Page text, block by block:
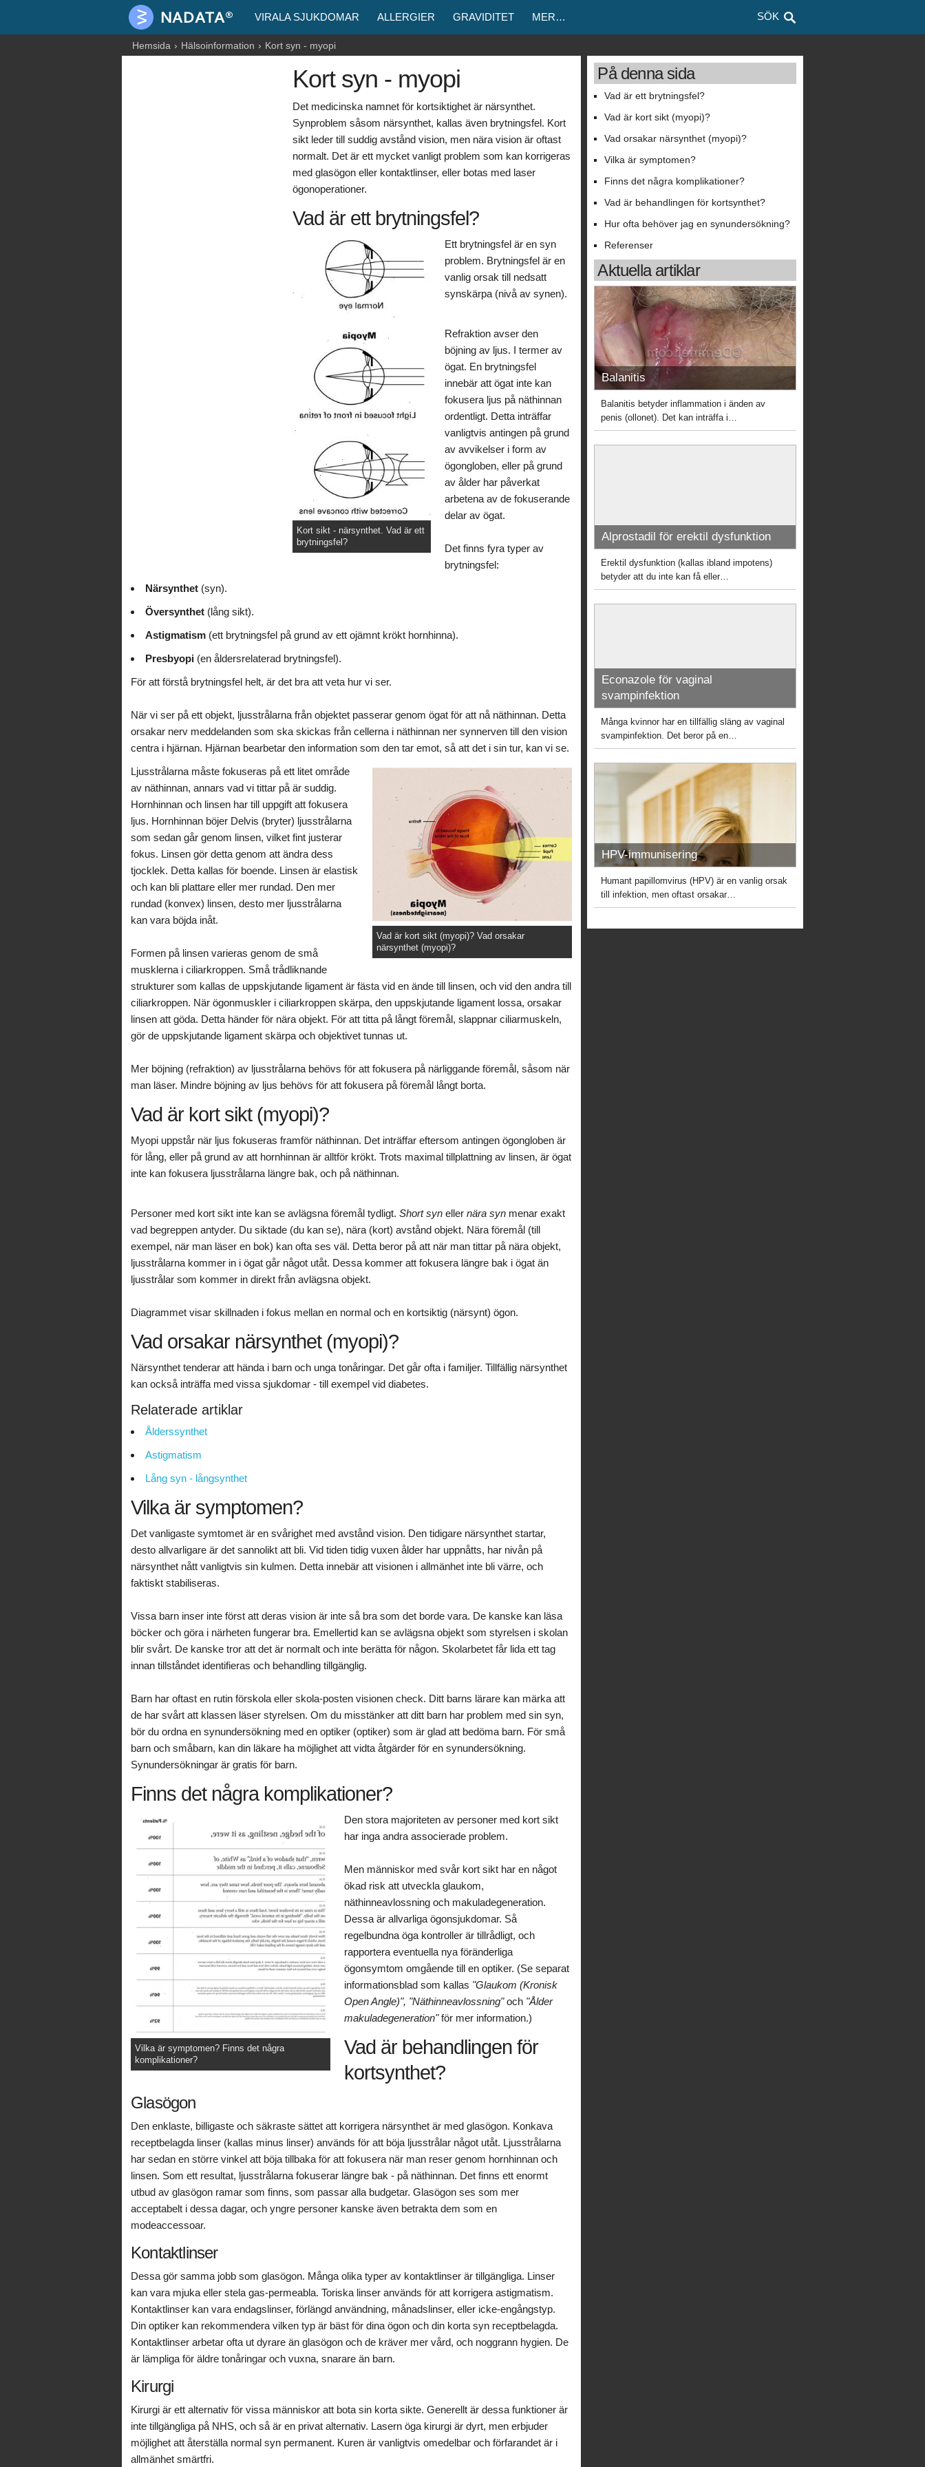
SÖK
VIRALA SJUKDOMAR ALLERGIER GRAVIDITET MER…
Hemsida Hälsoinformation Kort syn - myopi
Kort syn - myopi
Det medicinska namnet för kortsiktighet är närsynthet.
Synproblem såsom närsynthet, kallas även brytningsfel. Kort
sikt leder till suddig avstånd vision, men nära vision är oftast
normalt. Det är ett mycket vanligt problem som kan korrigeras
med glasögon eller kontaktlinser, eller botas med laser
ögonoperationer.
Vad är ett brytningsfel?
Kort sikt - närsynthet. Vad är ett
brytningsfel?
Ett brytningsfel är en syn
problem. Brytningsfel är en
vanlig orsak till nedsatt
synskärpa (nivå av synen).
Refraktion avser den
böjning av ljus. I termer av
ögat. En brytningsfel
innebär att ögat inte kan
fokusera ljus på näthinnan
ordentligt. Detta inträffar
vanligtvis antingen på grund
av avvikelser i form av
ögongloben, eller på grund
av ålder har påverkat
arbetena av de fokuserande
delar av ögat.
Det finns fyra typer av
brytningsfel:
Närsynthet (syn).
Översynthet (lång sikt).
Astigmatism (ett brytningsfel på grund av ett ojämnt krökt hornhinna).
Presbyopi (en åldersrelaterad brytningsfel).
För att förstå brytningsfel helt, är det bra att veta hur vi ser.
När vi ser på ett objekt, ljusstrålarna från objektet passerar genom ögat för att nå näthinnan. Detta
orsakar nerv meddelanden som ska skickas från cellerna i näthinnan ner synnerven till den vision
centra i hjärnan. Hjärnan bearbetar den information som den tar emot, så att det i sin tur, kan vi se.
Vad är kort sikt (myopi)? Vad orsakar
närsynthet (myopi)?
Ljusstrålarna måste fokuseras på ett litet område
av näthinnan, annars vad vi tittar på är suddig.
Hornhinnan och linsen har till uppgift att fokusera
ljus. Hornhinnan böjer Delvis (bryter) ljusstrålarna
som sedan går genom linsen, vilket fint justerar
fokus. Linsen gör detta genom att ändra dess
tjocklek. Detta kallas för boende. Linsen är elastisk
och kan bli plattare eller mer rundad. Den mer
rundad (konvex) linsen, desto mer ljusstrålarna
kan vara böjda inåt.
Formen på linsen varieras genom de små
musklerna i ciliarkroppen. Små trådliknande
strukturer som kallas de uppskjutande ligament är fästa vid en ände till linsen, och vid den andra till
ciliarkroppen. När ögonmuskler i ciliarkroppen skärpa, den uppskjutande ligament lossa, orsakar
linsen att göda. Detta händer för nära objekt. För att titta på långt föremål, slappnar ciliarmuskeln,
gör de uppskjutande ligament skärpa och objektivet tunnas ut.
Mer böjning (refraktion) av ljusstrålarna behövs för att fokusera på närliggande föremål, såsom när
man läser. Mindre böjning av ljus behövs för att fokusera på föremål långt borta.
Vad är kort sikt (myopi)?
Myopi uppstår när ljus fokuseras framför näthinnan. Det inträffar eftersom antingen ögongloben är
för lång, eller på grund av att hornhinnan är alltför krökt. Trots maximal tillplattning av linsen, är ögat
inte kan fokusera ljusstrålarna längre bak, och på näthinnan.
Personer med kort sikt inte kan se avlägsna föremål tydligt. Short syn eller nära syn menar exakt
vad begreppen antyder. Du siktade (du kan se), nära (kort) avstånd objekt. Nära föremål (till
exempel, när man läser en bok) kan ofta ses väl. Detta beror på att när man tittar på nära objekt,
ljusstrålarna kommer in i ögat går något utåt. Dessa kommer att fokusera längre bak i ögat än
ljusstrålar som kommer in direkt från avlägsna objekt.
Diagrammet visar skillnaden i fokus mellan en normal och en kortsiktig (närsynt) ögon.
Vad orsakar närsynthet (myopi)?
Närsynthet tenderar att hända i barn och unga tonåringar. Det går ofta i familjer. Tillfällig närsynthet
kan också inträffa med vissa sjukdomar - till exempel vid diabetes.
Relaterade artiklar
Ålderssynthet
Astigmatism
Lång syn - långsynthet
Vilka är symptomen?
Det vanligaste symtomet är en svårighet med avstånd vision. Den tidigare närsynthet startar,
desto allvarligare är det sannolikt att bli. Vid tiden tidig vuxen ålder har uppnåtts, har nivån på
närsynthet nått vanligtvis sin kulmen. Detta innebär att visionen i allmänhet inte bli värre, och
faktiskt stabiliseras.
Vissa barn inser inte först att deras vision är inte så bra som det borde vara. De kanske kan läsa
böcker och göra i närheten fungerar bra. Emellertid kan se avlägsna objekt som styrelsen i skolan
blir svårt. De kanske tror att det är normalt och inte berätta för någon. Skolarbetet får lida ett tag
innan tillståndet identifieras och behandling tillgänglig.
Barn har oftast en rutin förskola eller skola-posten visionen check. Ditt barns lärare kan märka att
de har svårt att klassen läser styrelsen. Om du misstänker att ditt barn har problem med sin syn,
bör du ordna en synundersökning med en optiker (optiker) som är glad att bedöma barn. För små
barn och småbarn, kan din läkare ha möjlighet att vidta åtgärder för en synundersökning.
Synundersökningar är gratis för barn.
Finns det några komplikationer?
Vilka är symptomen? Finns det några
komplikationer?
Den stora majoriteten av personer med kort sikt
har inga andra associerade problem.
Men människor med svår kort sikt har en något
ökad risk att utveckla glaukom,
näthinneavlossning och makuladegeneration.
Dessa är allvarliga ögonsjukdomar. Så
regelbundna öga kontroller är tillrådligt, och
rapportera eventuella nya föränderliga
ögonsymtom omgående till en optiker. (Se separat
informationsblad som kallas "Glaukom (Kronisk
Open Angle)", "Näthinneavlossning"och "Ålder
makuladegeneration"för mer information.)
Vad är behandlingen för
kortsynthet?
Glasögon
Den enklaste, billigaste och säkraste sättet att korrigera närsynthet är med glasögon. Konkava
receptbelagda linser (kallas minus linser) används för att böja ljusstrålar något utåt. Ljusstrålarna
har sedan en större vinkel att böja tillbaka för att fokusera när man reser genom hornhinnan och
linsen. Som ett resultat, ljusstrålarna fokuserar längre bak - på näthinnan. Det finns ett enormt
utbud av glasögon ramar som finns, som passar alla budgetar. Glasögon ses som mer
acceptabelt i dessa dagar, och yngre personer kanske även betrakta dem som en
modeaccessoar.
Kontaktlinser
Dessa gör samma jobb som glasögon. Många olika typer av kontaktlinser är tillgängliga. Linser
kan vara mjuka eller stela gas-permeabla. Toriska linser används för att korrigera astigmatism.
Kontaktlinser kan vara endagslinser, förlängd användning, månadslinser, eller icke-engångstyp.
Din optiker kan rekommendera vilken typ är bäst för dina ögon och din korta syn receptbelagda.
Kontaktlinser arbetar ofta ut dyrare än glasögon och de kräver mer vård, och noggrann hygien. De
är lämpliga för äldre tonåringar och vuxna, snarare än barn.
Kirurgi
Kirurgi är ett alternativ för vissa människor att bota sin korta sikte. Generellt är dessa funktioner är
inte tillgängliga på NHS, och så är en privat alternativ. Lasern öga kirurgi är dyrt, men erbjuder
möjlighet att återställa normal syn permanent. Kuren är vanligtvis omedelbar och förfarandet är i
allmänhet smärtfri.
På denna sida
Vad är ett brytningsfel?
Vad är kort sikt (myopi)?
Vad orsakar närsynthet (myopi)?
Vilka är symptomen?
Finns det några komplikationer?
Vad är behandlingen för kortsynthet?
Hur ofta behöver jag en synundersökning?
Referenser
Aktuella artiklar
Balanitis
Balanitis betyder inflammation i änden av
penis (ollonet). Det kan inträffa i…
Alprostadil för erektil dysfunktion
Erektil dysfunktion (kallas ibland impotens)
betyder att du inte kan få eller…
Econazole för vaginal
svampinfektion
Många kvinnor har en tillfällig släng av vaginal
svampinfektion. Det beror på en…
HPV-immunisering
Humant papillomvirus (HPV) är en vanlig orsak
till infektion, men oftast orsakar…